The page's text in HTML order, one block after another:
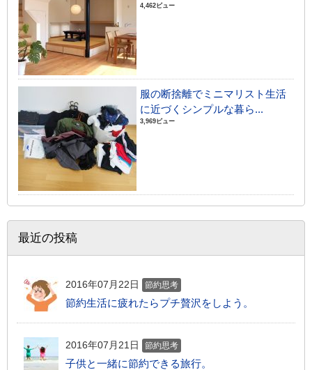
4,462ビュー
服の断捨離でミニマリスト生活
に近づくシンプルな暮ら...
3,969ビュー
最近の投稿
2016年07月22日 節約思考
節約生活に疲れたらプチ贅沢をしよう。
2016年07月21日 節約思考
子供と一緒に節約できる旅行。